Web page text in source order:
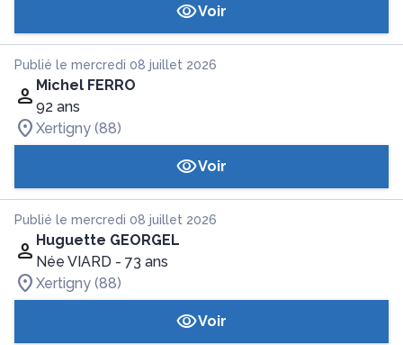
Voir
Publié le mercredi 08 juillet 2026
Michel FERRO
92 ans
Xertigny (88)
Voir
Publié le mercredi 08 juillet 2026
Huguette GEORGEL
Née VIARD - 73 ans
Xertigny (88)
Voir